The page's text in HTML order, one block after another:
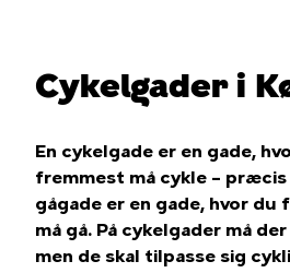
Cykelgader i
En cykelgade er en gade,
fremmest må cykle – præcis
gågade er en gade, hvor
må gå. På cykelgader må
men de skal tilpasse sig